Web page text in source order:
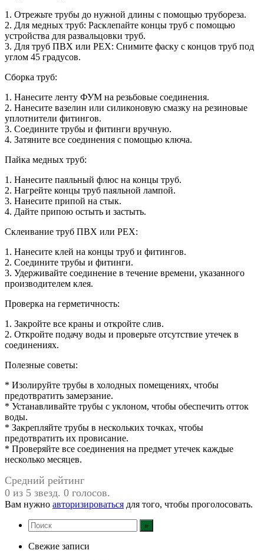
1. Отрежьте трубы до нужной длины с помощью трубореза.
2. Для медных труб: Расклепайте концы труб с помощью
устройства для развальцовки труб.
3. Для труб ПВХ или PEX: Снимите фаску с концов труб под
углом 45 градусов.
Сборка труб:
1. Нанесите ленту ФУМ на резьбовые соединения.
2. Нанесите вазелин или силиконовую смазку на резиновые
уплотнители фитингов.
3. Соедините трубы и фитинги вручную.
4. Затяните все соединения с помощью ключа.
Пайка медных труб:
1. Нанесите паяльный флюс на концы труб.
2. Нагрейте концы труб паяльной лампой.
3. Нанесите припой на стык.
4. Дайте припою остыть и застыть.
Склеивание труб ПВХ или PEX:
1. Нанесите клей на концы труб и фитингов.
2. Соедините трубы и фитинги.
3. Удерживайте соединение в течение времени, указанного
производителем клея.
Проверка на герметичность:
1. Закройте все краны и откройте слив.
2. Откройте подачу воды и проверьте отсутствие утечек в
соединениях.
Полезные советы:
* Изолируйте трубы в холодных помещениях, чтобы
предотвратить замерзание.
* Устанавливайте трубы с уклоном, чтобы обеспечить отток
воды.
* Закрепляйте трубы в нескольких точках, чтобы
предотвратить их провисание.
* Проверяйте все соединения на предмет утечек каждые
несколько месяцев.
Средний рейтинг
0 из 5 звезд. 0 голосов.
Вам нужно авторизироваться для того, чтобы проголосовать.
Свежие записи